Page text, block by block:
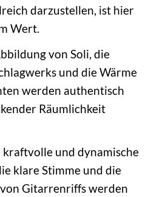
darzustellen, ist hier
Wert.
von Soli, die
und die Wärme
werden authentisch
Räumlichkeit
kraftvolle und dynamische
klare Stimme und die
Gitarrenriffs werden